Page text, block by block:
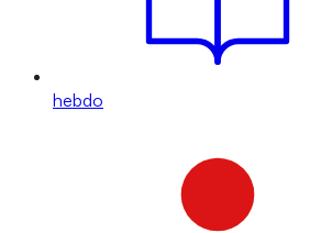
hebdo